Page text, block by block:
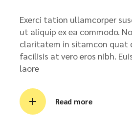
Exerci tation ullamcorper
ut aliquip ex ea commodo.
claritatem in sitamcon quat
facilisis at vero eros nibh.
laore
Read more